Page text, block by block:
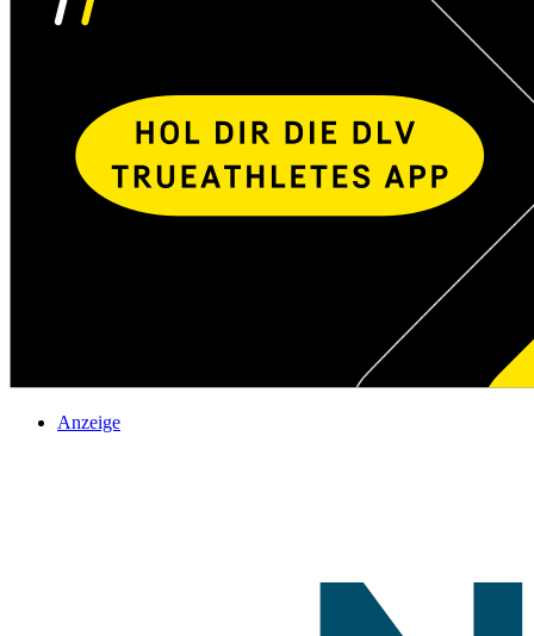
Anzeige